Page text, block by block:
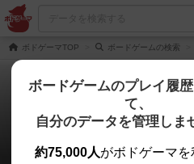
ボドゲーマTOP ボードゲームの検索
恐竜コ
次のおすすめボ
ボードゲームのプレイ履
て、
自分のデータを管理しま
約75,000人がボドゲーマを